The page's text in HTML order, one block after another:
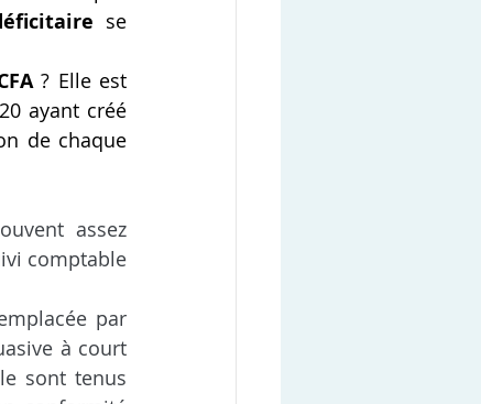
se
? Elle est
ayant créé
de chaque
assez
comptable
par
à court
sont tenus